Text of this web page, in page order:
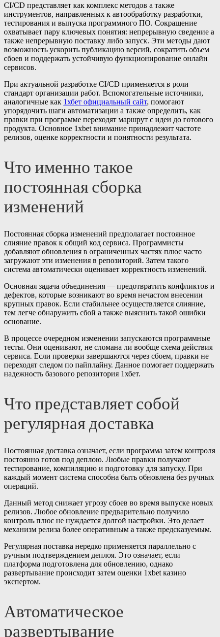
CI/CD представляет как комплекс методов а также
инструментов, направленных к автообработку разработки,
тестирования и выпуска программного ПО. Сокращение
охватывает пару ключевых понятия: непрерывную сведение а
также непрерывную поставку либо запуск. Эти методы дают
возможность ускорить публикацию версий, сократить объем
сбоев и поддержать устойчивую функционирование онлайн
сервисов.
При актуальной разработке CI/CD применяется в роли
стандарт организации работ. Вспомогательные источники,
аналогичные как 1хбет официальный сайт, помогают
упорядочить шаги автоматизации а также определить, как
правки при программе переходят маршрут с идеи до готового
продукта. Основное 1xbet внимание принадлежит частоте
релизов, оценке корректности и понятности результата.
Что именно такое
постоянная сборка
изменений
Постоянная сборка изменений предполагает постоянное
слияние правок к общий код сервиса. Программисты
добавляют обновления в ограниченных частях плюс часто
загружают эти изменения в репозиторий. Затем такого
система автоматически оценивает корректность изменений.
Основная задача объединения — предотвратить конфликтов и
дефектов, которые возникают во время нечастом внесении
крупных правок. Если стабильнее осуществляется слияние,
тем легче обнаружить сбой а также выяснить такой ошибки
основание.
В процессе очередном изменении запускаются программные
тесты. Они оценивают, не сломана ли вообще схема действия
сервиса. Если проверки завершаются через сбоем, правки не
переходят следом по пайплайну. Данное помогает поддержать
надежность базового репозитория 1хбет.
Что представляет собой
регулярная доставка
Постоянная доставка означает, если программа затем контроля
постоянно готов под деплою. Любые правки получают
тестирование, компиляцию и подготовку для запуску. При
каждый момент система способна быть обновлена без ручных
операций.
Данный метод снижает угрозу сбоев во время выпуске новых
релизов. Любое обновление предварительно получило
контроль плюс не нуждается долгой настройки. Это делает
механизм релиза более оперативным а также предсказуемым.
Регулярная поставка нередко применяется параллельно с
ручным подтверждением деплоя. Это означает, если
платформа подготовлена для обновлению, однако
развертывание происходит затем оценки 1xbet казино
экспертом.
Автоматическое
развертывание